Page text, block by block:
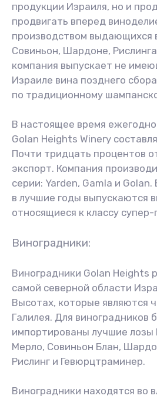
продукции Израиля, но и
продвигать вперед
производством выдающихся
Совиньон, Шардоне,
компания выпускает не
Израиле вина позднего
по традиционному
В настоящее время
Golan Heights Winery
Почти тридцать процентов
экспорт. Компания
серии: Yarden, Gamla и
в лучшие годы выпускаются
относящиеся к классу
Виноградники:
Виноградники Golan Heights
самой северной области
Высотах, которые являются
Галилея. Для виноградников
импортированы лучшие лозы
Мерло, Совиньон Блан,
Рислинг и Гевюрцтраминер.
Виноградники находятся во